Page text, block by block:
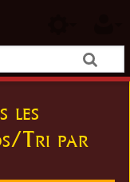
les
Tri par